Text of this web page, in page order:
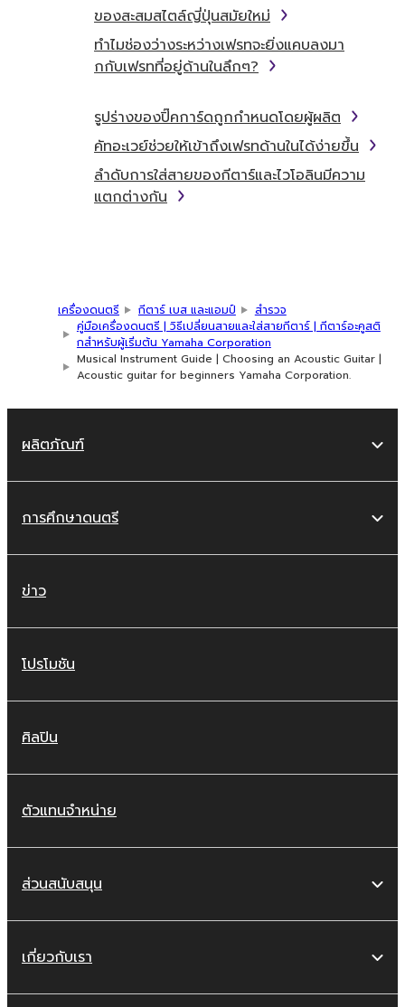
ของสะสมสไตล์ญี่ปุ่นสมัยใหม่
ทำไมช่องว่างระหว่างเฟรทจะยิ่งแคบลงมา
กกับเฟรทที่อยู่ด้านในลึกๆ?
รูปร่างของปิ๊คการ์ดถูกกำหนดโดยผู้ผลิต
คัทอะเวย์ช่วยให้เข้าถึงเฟรทด้านในได้ง่ายขึ้น
ลำดับการใส่สายของกีตาร์และไวโอลินมีความ
แตกต่างกัน
เครื่องดนตรี กีตาร์ เบส และแอมป์
สำรวจ
คู่มือเครื่องดนตรี | วิธีเปลี่ยนสายและใส่สายกีตาร์ | กีตาร์อะคูสติ
กสำหรับผู้เริ่มต้น Yamaha Corporation
Musical Instrument Guide | Choosing an Acoustic Guitar |
Acoustic guitar for beginners Yamaha Corporation.
ผลิตภัณฑ์
การศึกษาดนตรี
ข่าว
โปรโมชัน
ศิลปิน
ตัวแทนจำหน่าย
ส่วนสนับสนุน
เกี่ยวกับเรา